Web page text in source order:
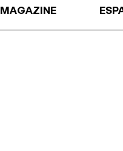
MAGAZINE